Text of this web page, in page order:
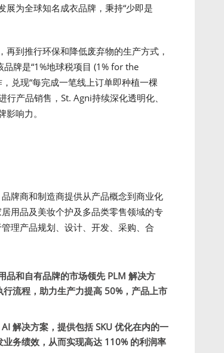
为全球知名成衣品牌，秉持“少即是
到推行环保和降低废弃物的生产方式，
牌是“1%地球税项目 (1% for the
兑现“每完成一笔线上订单即种植一棵
产品销售，St. Agni持续深化透明化、
响力。
牌商和制造商提供从产品概念到商业化
用品及美妆个护及多品类零售领域的专
理产品规划、设计、开发、采购、合
品和自有品牌的市场领先 PLM 解决方
流程，助力生产力提高 50%，产品上市
解决方案，提供包括 SKU 优化在内的一
务绩效，从而实现高达 110% 的利润率